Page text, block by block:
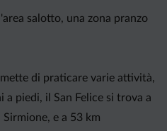
salotto, una zona pranzo
di praticare varie attività,
piedi, il San Felice si trova a
e a 53 km